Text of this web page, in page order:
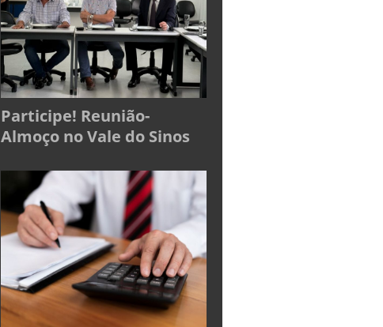
Participe! Reunião-
Almoço no Vale do Sinos